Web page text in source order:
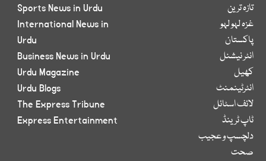
تازہ ترین
غزہ لہو لہو
پاکستان
انٹر نیشنل
کھیل
انٹرٹینمنٹ
لائف اسٹائل
ٹاپ ٹرینڈ
دلچسپ و عجیب
صحت
Sports News in Urdu
International News in
Urdu
Business News in Urdu
Urdu Magazine
Urdu Blogs
The Express Tribune
Express Entertainment